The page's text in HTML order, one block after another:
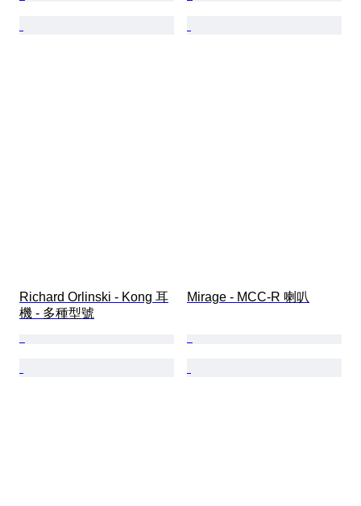
Richard Orlinski - Kong 耳
機 - 多種型號
Mirage - MCC-R 喇叭